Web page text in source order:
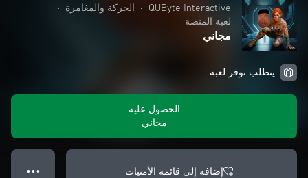
QUByte Interactive
• الحركة والمغامرة
•
لعبة المنصة
مجاني
يتطلب توفر لعبة
الحصول عليه
مجاني
إضافة إلى قائمة الأمنيات ● ● ●